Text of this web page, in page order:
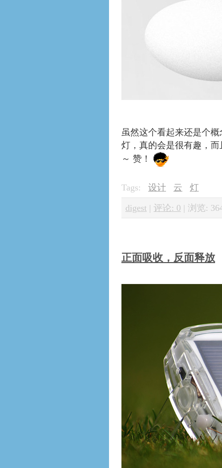
虽然这个看起来还是个
灯，真的会是很有趣，
～ 赞！
Tags: 设计 云 灯
digest | 评论: 0 | 浏览:
正面吸收，反面释放